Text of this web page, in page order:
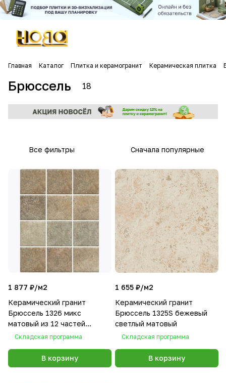
Главная Каталог Плитка и керамогранит Керамическая плитка
Брюссель 18
Все фильтры Сначала популярные
1 877 ₽/м2
Керамический гранит
Брюссель 1326 микс
матовый из 12 частей
9,8х9,8
Складская программа
В корзину
1 655 ₽/м2
Керамический гранит
Брюссель 1325S бежевый
светлый матовый
Складская программа
В корзину